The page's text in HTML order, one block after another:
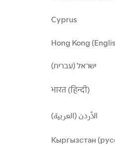
Cyprus
Hong Kong
ישראל (עברית)
भारत (हिन्दी)
الأردن (العربية)
Кыргызстан